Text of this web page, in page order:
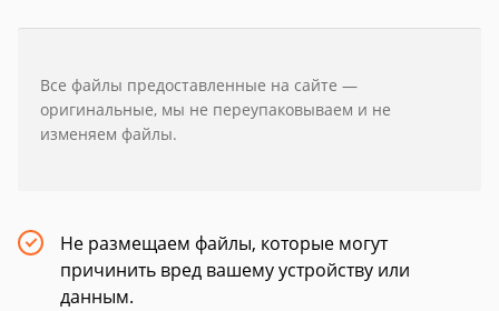
Все файлы предоставленные на сайте —
оригинальные, мы не переупаковываем и не
изменяем файлы.
Не размещаем файлы, которые могут
причинить вред вашему устройству или
данным.